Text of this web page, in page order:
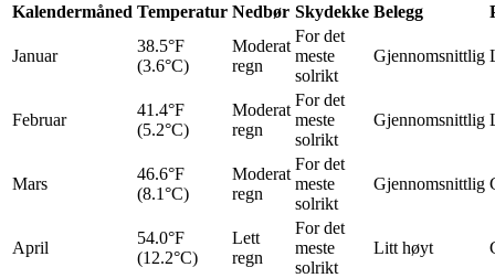
Kalendermåned Temperatur Nedbør Skydekke Belegg
Januar
38.5°F
(3.6°C)
Moderat
regn
For det
meste
solrikt
Gjennomsnittlig
Februar
41.4°F
(5.2°C)
Moderat
regn
For det
meste
solrikt
Gjennomsnittlig
Mars
46.6°F
(8.1°C)
Moderat
regn
For det
meste
solrikt
Gjennomsnittlig
April
54.0°F
(12.2°C)
Lett
regn
For det
meste
solrikt
Litt høyt